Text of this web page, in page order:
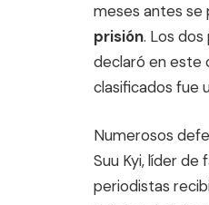
meses antes se
prisión. Los
declaró en este
clasificados fue
Numerosos
Suu Kyi, líder
periodistas